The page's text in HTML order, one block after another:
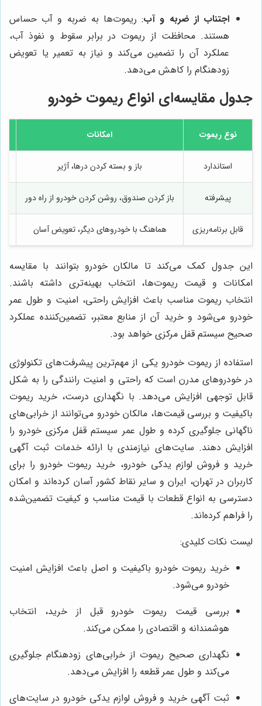
اجتناب از ضربه و آب: ریموت‌ها به ضربه و آب حساس
هستند. محافظت از ریموت در برابر سقوط و نفوذ آب،
عملکرد آن را تضمین می‌کند و نیاز به تعمیر یا تعویض
زودهنگام را کاهش می‌دهد.
جدول مقایسه‌ای انواع ریموت خودرو
نوع ریموت امکانات
استاندارد باز و بسته کردن درها، آژیر
پیشرفته باز کردن صندوق، روشن کردن خودرو از راه دور
قابل برنامه‌ریزی هماهنگ با خودروهای دیگر، تعویض آسان
این جدول کمک می‌کند تا مالکان خودرو بتوانند با مقایسه
امکانات و قیمت ریموت‌ها، انتخاب بهینه‌تری داشته باشند.
انتخاب ریموت مناسب باعث افزایش راحتی، امنیت و طول عمر
خودرو می‌شود و خرید آن از منابع معتبر، تضمین‌کننده عملکرد
صحیح سیستم قفل مرکزی خواهد بود.
استفاده از ریموت خودرو یکی از مهم‌ترین پیشرفت‌های تکنولوژی
در خودروهای مدرن است که راحتی و امنیت رانندگی را به شکل
قابل توجهی افزایش می‌دهد. با نگهداری درست، خرید ریموت
باکیفیت و بررسی قیمت‌ها، مالکان خودرو می‌توانند از خرابی‌های
ناگهانی جلوگیری کرده و طول عمر سیستم قفل مرکزی خودرو را
افزایش دهند. سایت‌های نیازمندی با ارائه خدمات ثبت آگهی
خرید و فروش لوازم یدکی خودرو، خرید ریموت خودرو را برای
کاربران در تهران، ایران و سایر نقاط کشور آسان کرده‌اند و امکان
دسترسی به انواع قطعات با قیمت مناسب و کیفیت تضمین‌شده
را فراهم کرده‌اند.
لیست نکات کلیدی:
خرید ریموت خودرو باکیفیت و اصل باعث افزایش امنیت
خودرو می‌شود.
بررسی قیمت ریموت خودرو قبل از خرید، انتخاب
هوشمندانه و اقتصادی را ممکن می‌کند.
نگهداری صحیح ریموت از خرابی‌های زودهنگام جلوگیری
می‌کند و طول عمر قطعه را افزایش می‌دهد.
ثبت آگهی خرید و فروش لوازم یدکی خودرو در سایت‌های